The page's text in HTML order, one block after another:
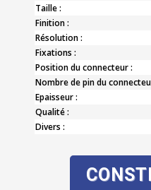
Taille :
Finition :
Résolution :
Fixations :
Position du connecteur :
Nombre de pin du
Epaisseur :
Qualité :
Divers :